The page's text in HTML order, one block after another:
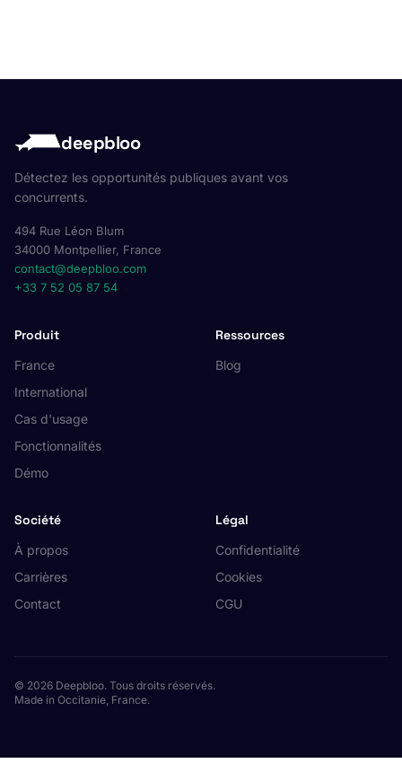
deepbloo
Détectez les opportunités publiques avant vos
concurrents.
494 Rue Léon Blum
34000 Montpellier, France
contact@deepbloo.com
+33 7 52 05 87 54
Produit
France
International
Cas d'usage
Fonctionnalités
Démo
Ressources
Blog
Société
À propos
Carrières
Contact
Légal
Confidentialité
Cookies
CGU
© 2026 Deepbloo. Tous droits réservés.
Made in Occitanie, France.